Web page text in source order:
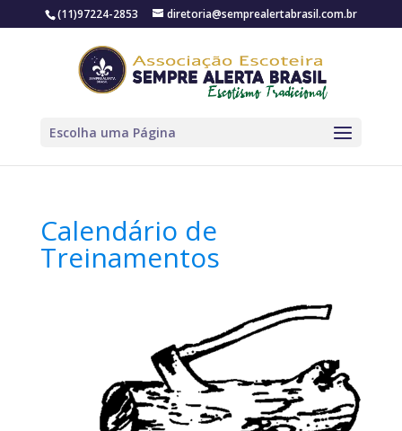
(11)97224-2853 diretoria@semprealertabrasil.com.br
Escolha uma Página
Calendário de
Treinamentos